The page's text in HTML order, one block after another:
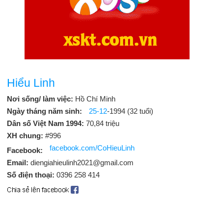
Hiểu Linh
Nơi sống/ làm việc: Hồ Chí Minh
Ngày tháng năm sinh:
25-12-1994 (32 tuổi)
Dân số Việt Nam 1994: 70,84 triệu
XH chung: #996
Facebook:
facebook.com/CoHieuLinh
Email: diengiahieulinh2021@gmail.com
Số điện thoại: 0396 258 414